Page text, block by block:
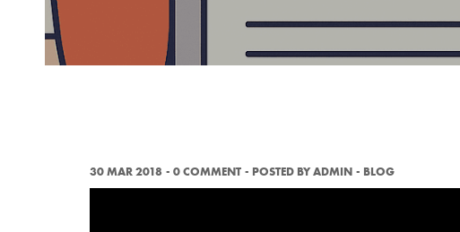
30 MAR 2018 0 COMMENT POSTED BYADMIN BLOG